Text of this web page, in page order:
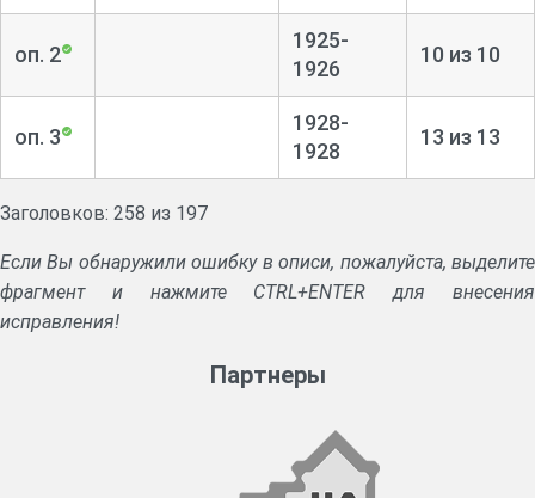
оп. 2
1925-
1926
10 из 10
оп. 3
1928-
1928
13 из 13
Заголовков: 258 из 197
Если Вы обнаружили ошибку в описи, пожалуйста, выделите
фрагмент и нажмите CTRL+ENTER для внесения
исправления!
Партнеры